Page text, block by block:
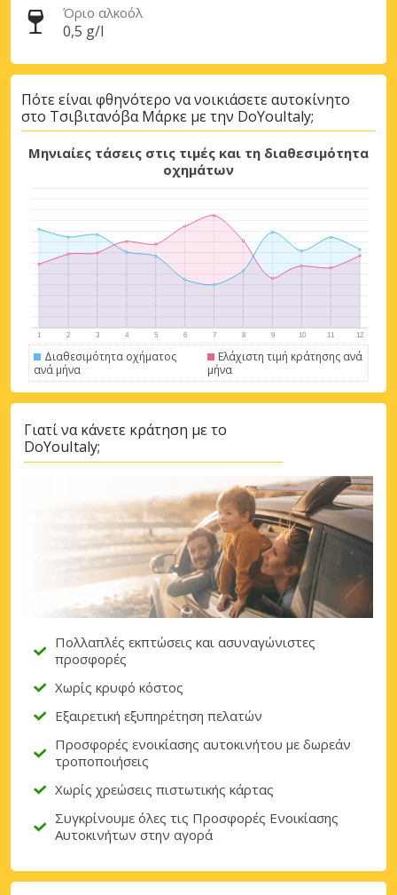
Μεγάλες εξοικονομήσεις
Αποκτήστε πρόσβαση σε αποκλειστικές
προσφορές συνεργατών
Όριο αλκοόλ
0,5 g/l
Πότε είναι φθηνότερο να νοικιάσετε αυτοκίνητο
στο Τσιβιτανόβα Μάρκε με την DoYouItaly;
Μηνιαίες τάσεις στις τιμές και τη διαθεσιμότητα
οχημάτων
Διαθεσιμότητα οχήματος
ανά μήνα
Ελάχιστη τιμή κράτησης ανά
μήνα
Γιατί να κάνετε κράτηση με το
DoYouItaly;
Πολλαπλές εκπτώσεις και ασυναγώνιστες
προσφορές
Χωρίς κρυφό κόστος
Εξαιρετική εξυπηρέτηση πελατών
Προσφορές ενοικίασης αυτοκινήτου με δωρεάν
τροποποιήσεις
Χωρίς χρεώσεις πιστωτικής κάρτας
Συγκρίνουμε όλες τις Προσφορές Ενοικίασης
Αυτοκινήτων στην αγορά